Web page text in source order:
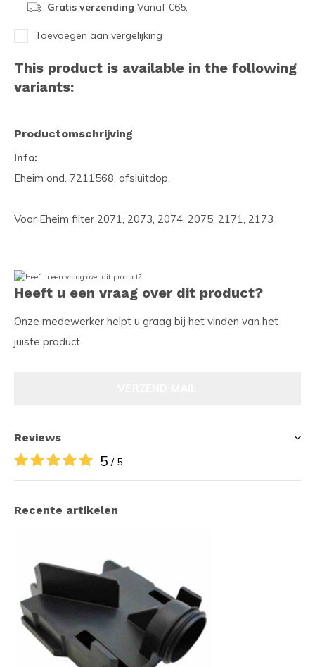
Gratis verzending Vanaf €65,-
Toevoegen aan vergelijking
This product is available in the following
variants:
Productomschrijving
Info:
Eheim ond. 7211568, afsluitdop.
Voor Eheim filter 2071, 2073, 2074, 2075, 2171, 2173
Heeft u een vraag over dit product?
Onze medewerker helpt u graag bij het vinden van het
juiste product
Reviews
5 / 5
Recente artikelen